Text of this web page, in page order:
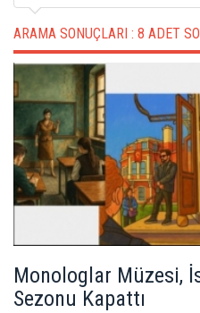
ARAMA SONUÇLARI : 8 ADET
Monologlar Müzesi,
Sezonu Kapattı